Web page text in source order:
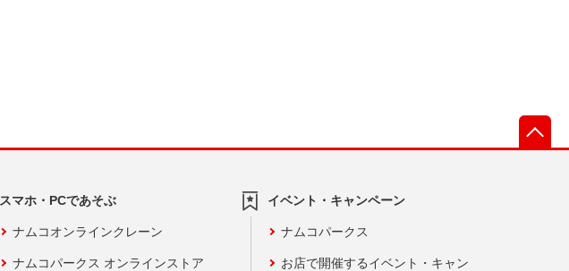
スマホ・PCであそぶ
ナムコオンラインクレーン
ナムコパークス オンラインストア
イベント・キャンペーン
ナムコパークス
お店で開催するイベント・キャン